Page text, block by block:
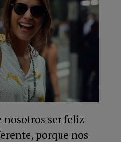
nosotros ser feliz
porque nos